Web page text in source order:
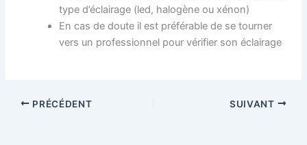
type d’éclairage (led, halogène ou xénon)
En cas de doute il est préférable de se tourner
vers un professionnel pour vérifier son éclairage
PRÉCÉDENT SUIVANT